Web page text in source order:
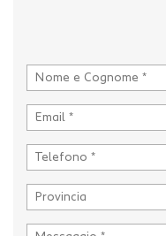
marketing